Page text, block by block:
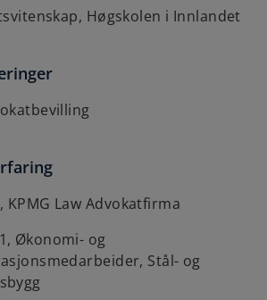
Høgskolen i Innlandet
KPMG Law Advokatfirma
Økonomi- og
Stål- og